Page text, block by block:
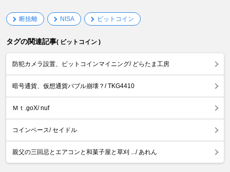
断捨離 NISA ビットコイン
タグの関連記事( ビットコイン )
防犯カメラ設置、ビットコインマイニング/ どらたま工房
暗号通貨、仮想通貨バブル崩壊？/ TKG4410
Ｍｔ.goX/ nuf
コインベース/ セイドル
親父の三回忌とエアコンと和菓子屋と草刈 .../ あれん